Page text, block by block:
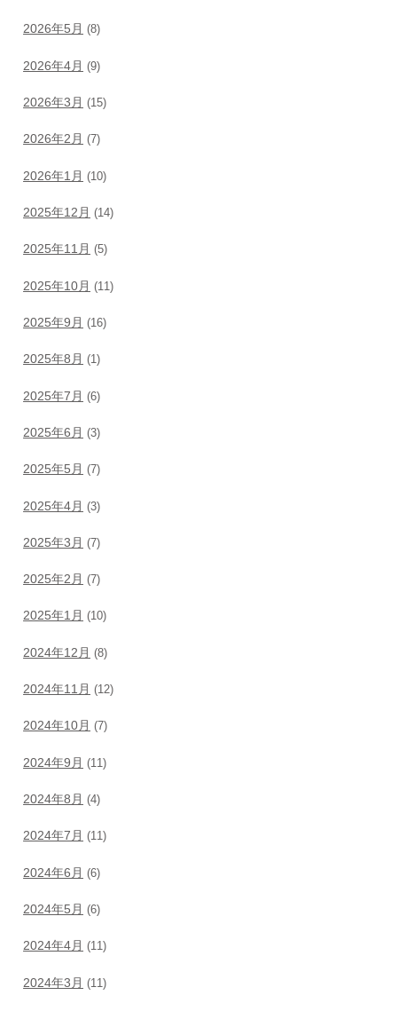
2026年5月 (8)
2026年4月 (9)
2026年3月 (15)
2026年2月 (7)
2026年1月 (10)
2025年12月 (14)
2025年11月 (5)
2025年10月 (11)
2025年9月 (16)
2025年8月 (1)
2025年7月 (6)
2025年6月 (3)
2025年5月 (7)
2025年4月 (3)
2025年3月 (7)
2025年2月 (7)
2025年1月 (10)
2024年12月 (8)
2024年11月 (12)
2024年10月 (7)
2024年9月 (11)
2024年8月 (4)
2024年7月 (11)
2024年6月 (6)
2024年5月 (6)
2024年4月 (11)
2024年3月 (11)